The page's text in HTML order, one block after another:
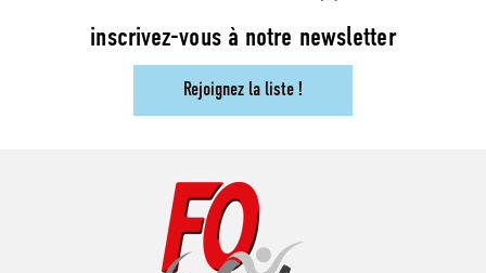
inscrivez-vous à notre newsletter
Rejoignez la liste !